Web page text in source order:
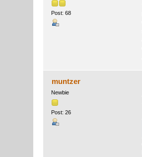
Post: 68
muntzer
Newbie
Post: 26